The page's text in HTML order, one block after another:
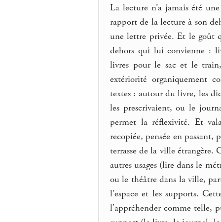
La lecture n’a jamais été
rapport de la lecture à son
une lettre privée. Et le goût
dehors qui lui convienne :
livres pour le sac et le
extériorité organiquement
textes : autour du livre, les
les prescrivaient, ou le
permet la réflexivité. Et
recopiée, pensée en
terrasse de la ville étrangère.
autres usages (lire dans le
ou le théâtre dans la ville,
l’espace et les supports.
l’appréhender comme telle,